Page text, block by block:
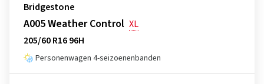
Bridgestone
A005 Weather Control XL
205/60 R16 96H
Personenwagen 4-seizoenenbanden